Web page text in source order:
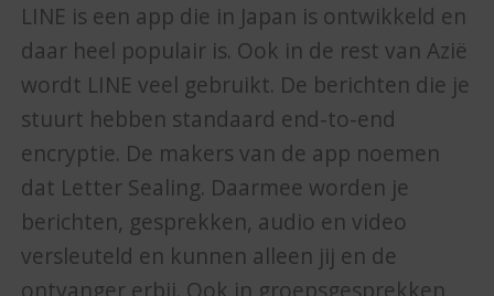
LINE is een app die in Japan is ontwikkeld en
daar heel populair is. Ook in de rest van Azië
wordt LINE veel gebruikt. De berichten die je
stuurt hebben standaard end-to-end
encryptie. De makers van de app noemen
dat Letter Sealing. Daarmee worden je
berichten, gesprekken, audio en video
versleuteld en kunnen alleen jij en de
ontvanger erbij. Ook in groepsgesprekken